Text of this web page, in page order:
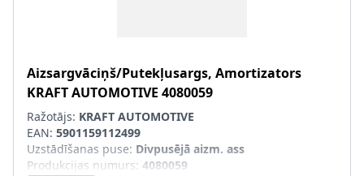
Aizsargvāciņš/Putekļusargs, Amortizators
KRAFT AUTOMOTIVE 4080059
Ražotājs: KRAFT AUTOMOTIVE
EAN: 5901159112499
Uzstādīšanas puse: Divpusējā aizm. ass
Produkcijas numurs: 4080059